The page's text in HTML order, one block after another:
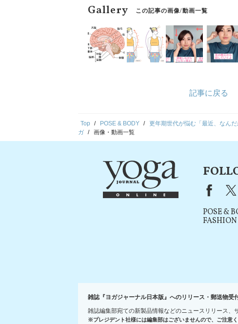
Gallery この記事の画像/動画一覧
記事に戻る
Top POSE & BODY
更年期世代が悩む「最近、なん
ガ
画像・動画一覧
POSE &
雑誌『ヨガジャーナル日本版』へのリリース・郵送物受
雑誌編集部宛ての新製品情報などのニュースリリース、
※プレジデント社様には編集部はございませんので、ご注意く